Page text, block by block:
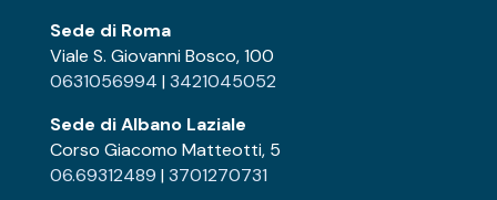
Sede di Roma
Viale S. Giovanni Bosco, 100
0631056994 | 3421045052
Sede di Albano Laziale
Corso Giacomo Matteotti, 5
06.69312489 | 3701270731